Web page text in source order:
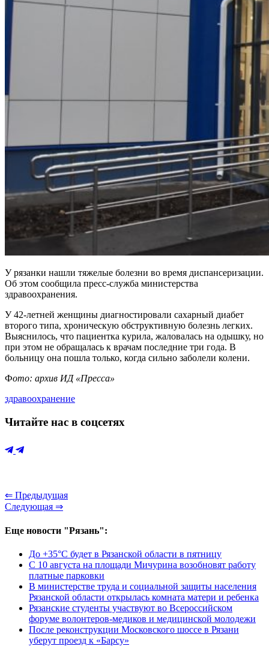
У рязанки нашли тяжелые болезни во время диспансеризации.
Об этом сообщила пресс-служба министерства
здравоохранения.
У 42-летней женщины диагностировали сахарный диабет
второго типа, хроническую обструктивную болезнь легких.
Выяснилось, что пациентка курила, жаловалась на одышку, но
при этом не обращалась к врачам последние три года. В
больницу она пошла только, когда сильно заболели колени.
Фото: архив ИД «Пресса»
здравоохранение
Читайте нас в соцсетях
⇐ Предыдущая
Следующая ⇒
Еще новости "Рязань":
До +35°С будет в Рязанской области в пятницу
С 10 августа на площади Мичурина возобновят работу
платные парковки
В министерстве труда и социальной защиты населения
Рязанской области открылась комната матери и ребенка
Рязанские студенты участвуют во Всероссийском
форуме волонтеров-медиков и медицинской молодежи
После реконструкции Московского шоссе в Рязани
уберут проезд к «Барсу»